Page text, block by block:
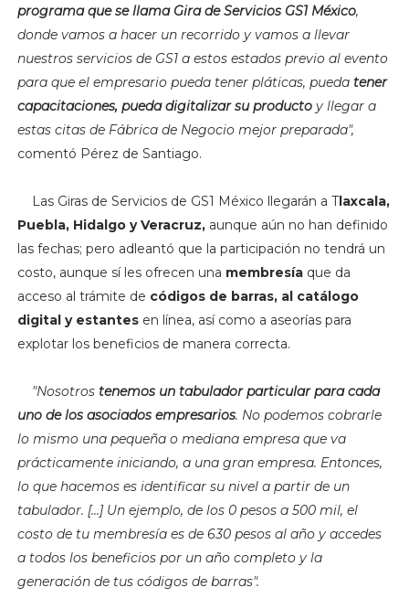
programa que se llama Gira de Servicios GS1 México,
donde vamos a hacer un recorrido y vamos a llevar
nuestros servicios de GS1 a estos estados previo al evento
para que el empresario pueda tener pláticas, puedatener
capacitaciones, pueda digitalizar su productoy llegar a
estas citas de Fábrica de Negocio mejor preparada",
comentó Pérez de Santiago.
Las Giras de Servicios de GS1 México llegarán a Tlaxcala,
Puebla, Hidalgo y Veracruz,aunque aún no han definido
las fechas; pero adleantó que la participación no tendrá un
costo, aunque sí les ofrecen una membresía que da
acceso al trámite de códigos de barras, al catálogo
digital y estantesen línea, así como a aseorías para
explotar los beneficios de manera correcta.
"Nosotrostenemos un tabulador particular para cada
uno de los asociados empresarios. No podemos cobrarle
lo mismo una pequeña o mediana empresa que va
prácticamente iniciando, a una gran empresa. Entonces,
lo que hacemos es identificar su nivel a partir de un
tabulador. [...] Un ejemplo, de los 0 pesos a 500 mil, el
costo de tu membresía es de 630 pesos al año y accedes
a todos los beneficios por un año completo y la
generación de tus códigos de barras".